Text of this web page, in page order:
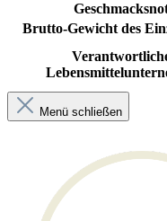
Brutto-Gewicht des
Menü schließen